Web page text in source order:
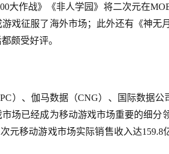
大作战》《非人学园》将二次元在
戏征服了海外市场；此外还有《神无
颇受好评。
）、伽马数据（CNG）、国际数据
场已经成为移动游戏市场重要的细分
元移动游戏市场实际销售收入达159.8